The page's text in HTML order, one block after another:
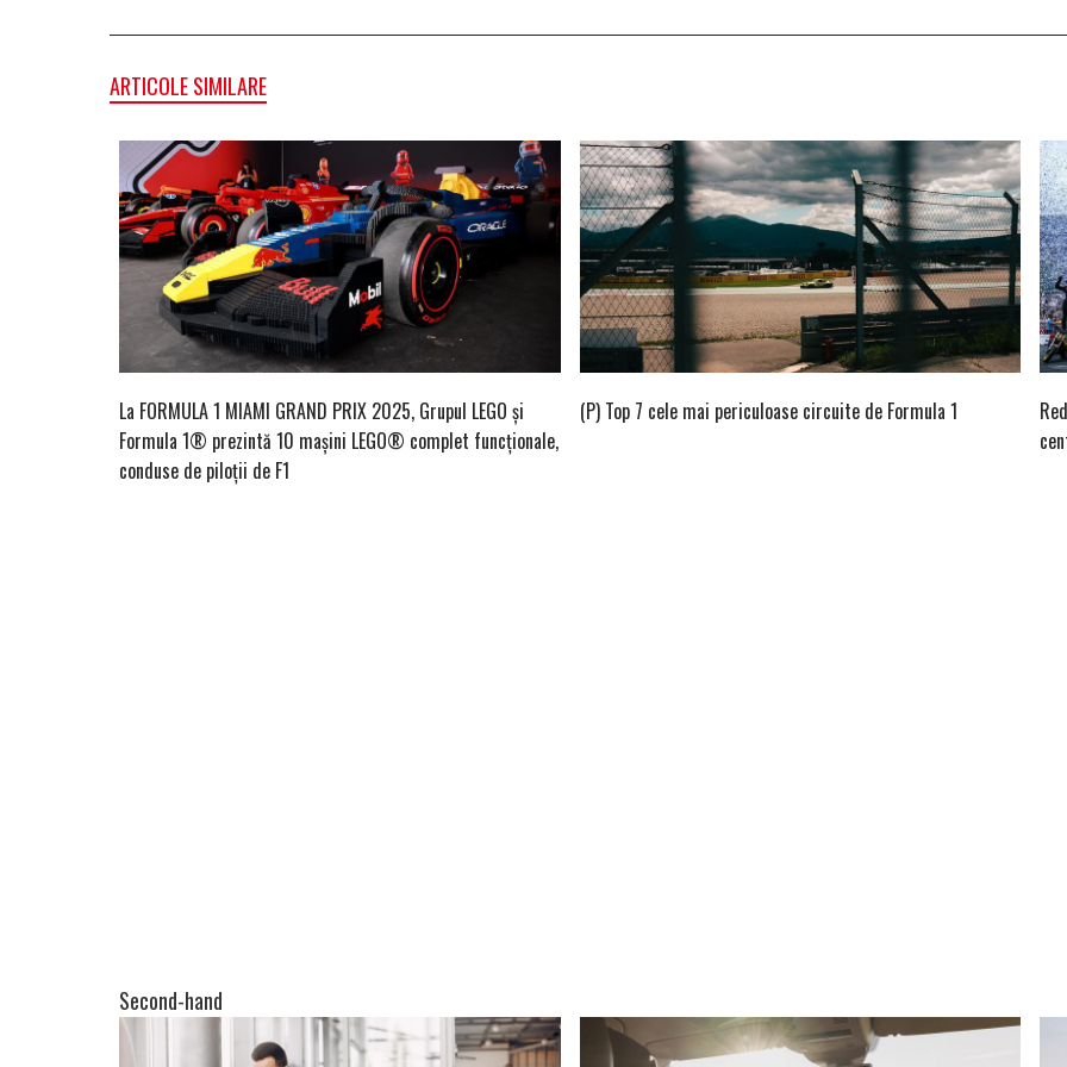
ARTICOLE SIMILARE
La FORMULA 1 MIAMI GRAND PRIX 2025, Grupul LEGO și
Formula 1® prezintă 10 mașini LEGO® complet funcționale,
conduse de piloții de F1
(P) Top 7 cele mai periculoase circuite de Formula 1
Second-hand